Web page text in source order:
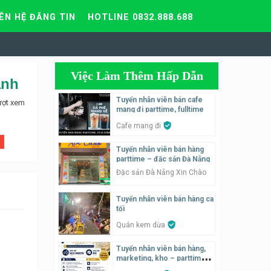
HỆ ĐĂNG TIN HOTLINE 0832.888.688
xem
Việc Làm Thêm Hấp Dẫn
Tuyển nhân viên bán cafe
mang đi parttime, fulltime
Cafe mang đi
Tuyển nhân viên bán hàng
parttime – đặc sản Đà Nẵng
Đặc sản Đà Nẵng Xin Chào
Tuyển nhân viên bán hàng ca
tối
Quán kem dừa
Tuyển nhân viên bán hàng,
marketing, kho – parttime,